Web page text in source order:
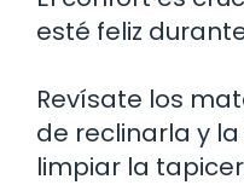
esté feliz
Revísate los
de reclinarla y
limpiar la